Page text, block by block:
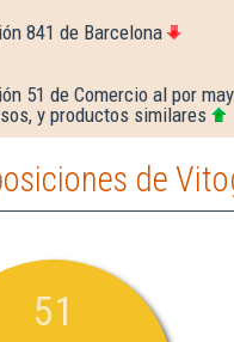
841 de Barcelona
51 de Comercio al por
y productos similares
de
51